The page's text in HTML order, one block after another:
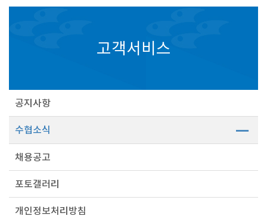
고객서비스
공지사항
수협소식
채용공고
포토갤러리
개인정보처리방침